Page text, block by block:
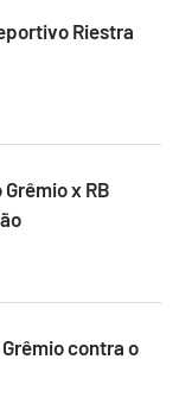
Riestra
x RB
contra o